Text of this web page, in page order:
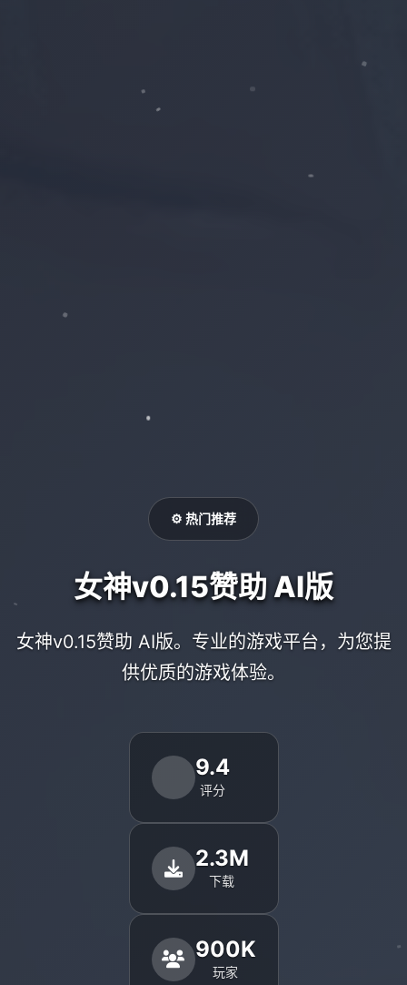
⚙️ 热门推荐
女神v0.15赞助 AI版
女神v0.15赞助 AI版。专业的游戏平台，为您提
供优质的游戏体验。
9.4
评分
2.3M
下载
900K
玩家